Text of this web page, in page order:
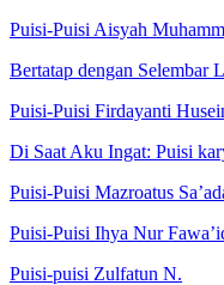
Puisi-Puisi Aisyah
Bertatap dengan Selembar
Puisi-Puisi Firdayanti
Di Saat Aku Ingat: Puisi
Puisi-Puisi Mazroatus
Puisi-Puisi Ihya Nur
Puisi-puisi Zulfatun N.